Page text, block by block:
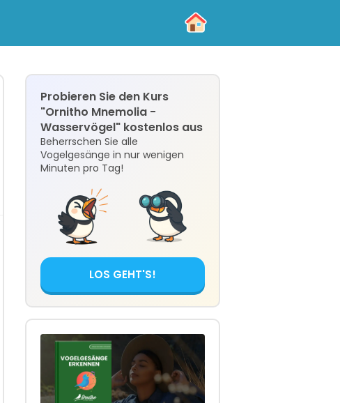
Probieren Sie den Kurs
"Ornitho Mnemolia -
Wasservögel" kostenlos aus
Beherrschen Sie alle
Vogelgesänge in nur wenigen
Minuten pro Tag!
LOS GEHT'S!